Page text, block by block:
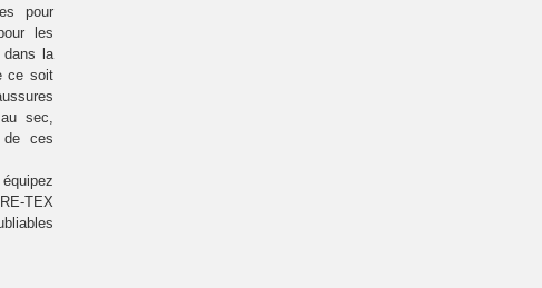
pour
les
dans la
ce soit
sec,
de ces
TEX